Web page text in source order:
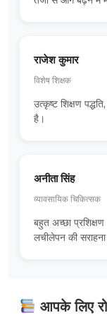
राजेश कुमार
विशेष शिक्षक
उत्कृष्ट शिक्षण
है।
अनीता सिंह
व्यावसायिक चिकित्सक
बहुत अच्छा
लचीलेपन की
आपके लिए